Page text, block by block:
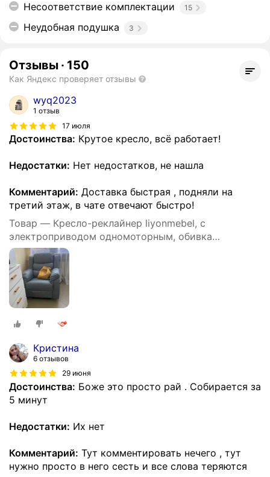
Несоответствие комплектации 15
Неудобная подушка 3
Отзывы · 150
Как Яндекс проверяет отзывы
wyq2023
1 отзыв
17 июля
Достоинства: Крутое кресло, всё работает!
Недостатки: Нет недостатков, не нашла
Комментарий: Доставка быстрая , подняли на
третий этаж, в чате отвечают быстро!
Товар — Кресло-реклайнер liyonmebel, с
электроприводом одномоторным, обивка
искусственная кожа, цвет серый
Кристина
6 отзывов
29 июня
Достоинства: Боже это просто рай . Собирается за
5 минут
Недостатки: Их нет
Комментарий: Тут комментировать нечего , тут
нужно просто в него сесть и все слова теряются